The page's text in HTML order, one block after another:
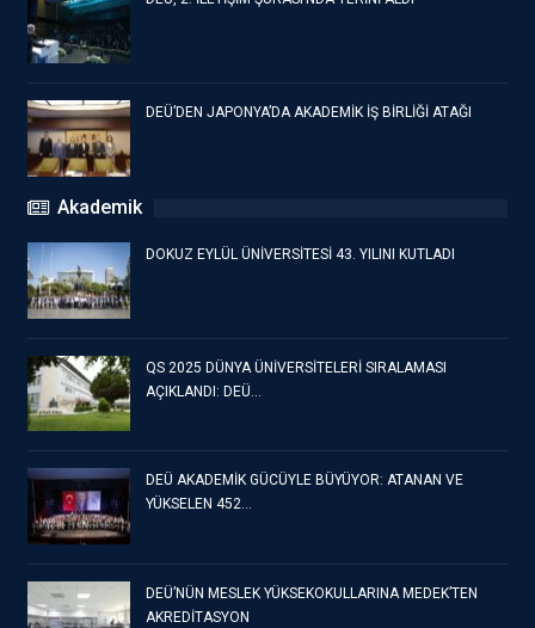
DEÜ’DEN JAPONYA’DA AKADEMİK İŞ BİRLİĞİ ATAĞI
Akademik
DOKUZ EYLÜL ÜNİVERSİTESİ 43. YILINI KUTLADI
QS 2025 DÜNYA ÜNİVERSİTELERİ SIRALAMASI
AÇIKLANDI: DEÜ…
DEÜ AKADEMİK GÜCÜYLE BÜYÜYOR: ATANAN VE
YÜKSELEN 452…
DEÜ’NÜN MESLEK YÜKSEKOKULLARINA MEDEK’TEN
AKREDİTASYON